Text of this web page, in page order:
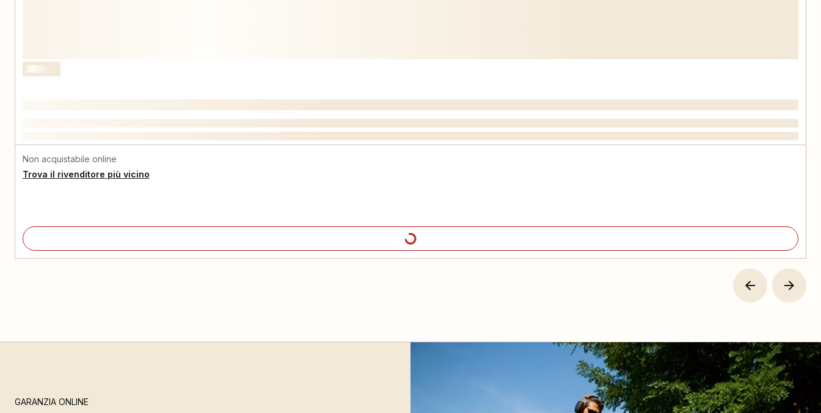
Non acquistabile online
Trova il rivenditore più vicino
GARANZIA ONLINE